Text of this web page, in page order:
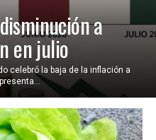
a
en julio
celebró la baja de la inflación a